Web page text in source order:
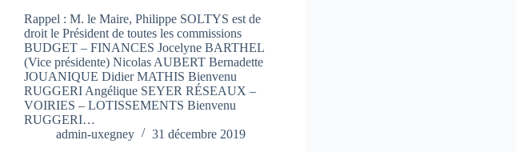
Rappel : M. le Maire, Philippe SOLTYS est de
droit le Président de toutes les commissions
BUDGET – FINANCES Jocelyne BARTHEL
(Vice présidente) Nicolas AUBERT Bernadette
JOUANIQUE Didier MATHIS Bienvenu
RUGGERI Angélique SEYER RÉSEAUX –
VOIRIES – LOTISSEMENTS Bienvenu
RUGGERI…
admin-uxegney
31 décembre 2019